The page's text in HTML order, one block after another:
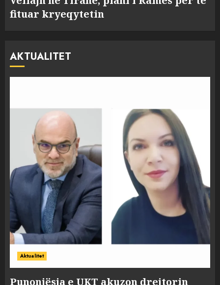
fituar kryeqytetin
AKTUALITET
Aktualitet
Punonjësja e UKT akuzon drejtorin